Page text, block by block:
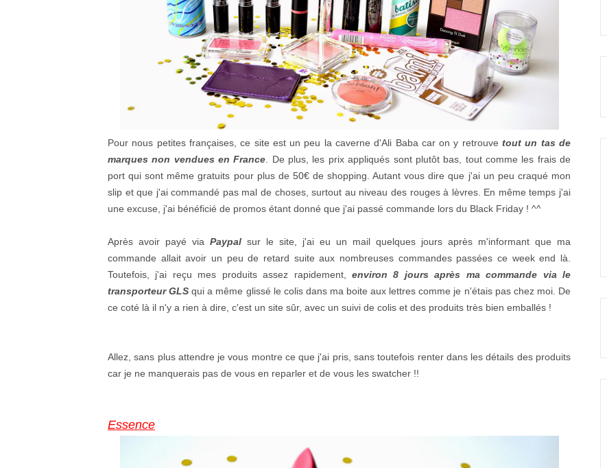
Pour nous petites françaises, ce site est un peu la caverne d'Ali Baba car on y retrouvetout un tas de
marques non vendues en France. De plus, les prix appliqués sont plutôt bas, tout comme les frais de
port qui sont même gratuits pour plus de 50€ de shopping. Autant vous dire que j'ai un peu craqué mon
slip et que j'ai commandé pas mal de choses, surtout au niveau des rouges à lèvres. En même temps j'ai
une excuse, j'ai bénéficié de promos étant donné que j'ai passé commande lors du Black Friday ! ^^
Après avoir payé via Paypal sur le site, j'ai eu un mail quelques jours après m'informant que ma
commande allait avoir un peu de retard suite aux nombreuses commandes passées ce week end là.
Toutefois, j'ai reçu mes produits assez rapidement, environ 8 jours après ma commande via le
transporteur GLS qui a même glissé le colis dans ma boite aux lettres comme je n'étais pas chez moi. De
ce coté là il n'y a rien à dire, c'est un site sûr, avec un suivi de colis et des produits très bien emballés !
Allez, sans plus attendre je vous montre ce que j'ai pris, sans toutefois renter dans les détails des produits
car je ne manquerais pas de vous en reparler et de vous les swatcher !!
Essence